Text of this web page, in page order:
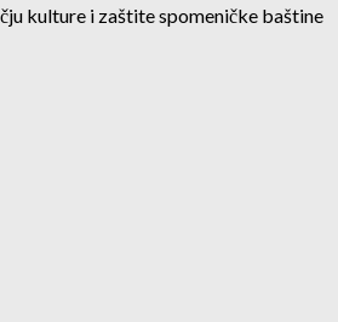
kulture i zaštite spomeničke baštine